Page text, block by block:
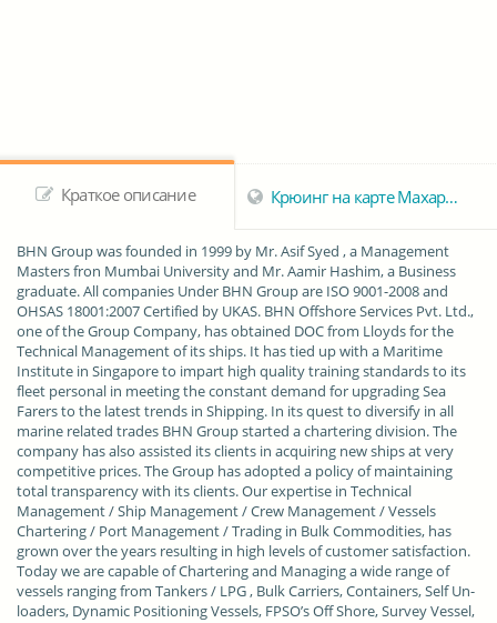
Краткое описание Крюинг на карте Махараштра
BHN Group was founded in 1999 by Mr. Asif Syed , a Management
Masters fron Mumbai University and Mr. Aamir Hashim, a Business
graduate. All companies Under BHN Group are ISO 9001-2008 and
OHSAS 18001:2007 Certified by UKAS. BHN Offshore Services Pvt. Ltd.,
one of the Group Company, has obtained DOC from Lloyds for the
Technical Management of its ships. It has tied up with a Maritime
Institute in Singapore to impart high quality training standards to its
fleet personal in meeting the constant demand for upgrading Sea
Farers to the latest trends in Shipping. In its quest to diversify in all
marine related trades BHN Group started a chartering division. The
company has also assisted its clients in acquiring new ships at very
competitive prices. The Group has adopted a policy of maintaining
total transparency with its clients. Our expertise in Technical
Management / Ship Management / Crew Management / Vessels
Chartering / Port Management / Trading in Bulk Commodities, has
grown over the years resulting in high levels of customer satisfaction.
Today we are capable of Chartering and Managing a wide range of
vessels ranging from Tankers / LPG , Bulk Carriers, Containers, Self Un-
loaders, Dynamic Positioning Vessels, FPSO’s Off Shore, Survey Vessel,